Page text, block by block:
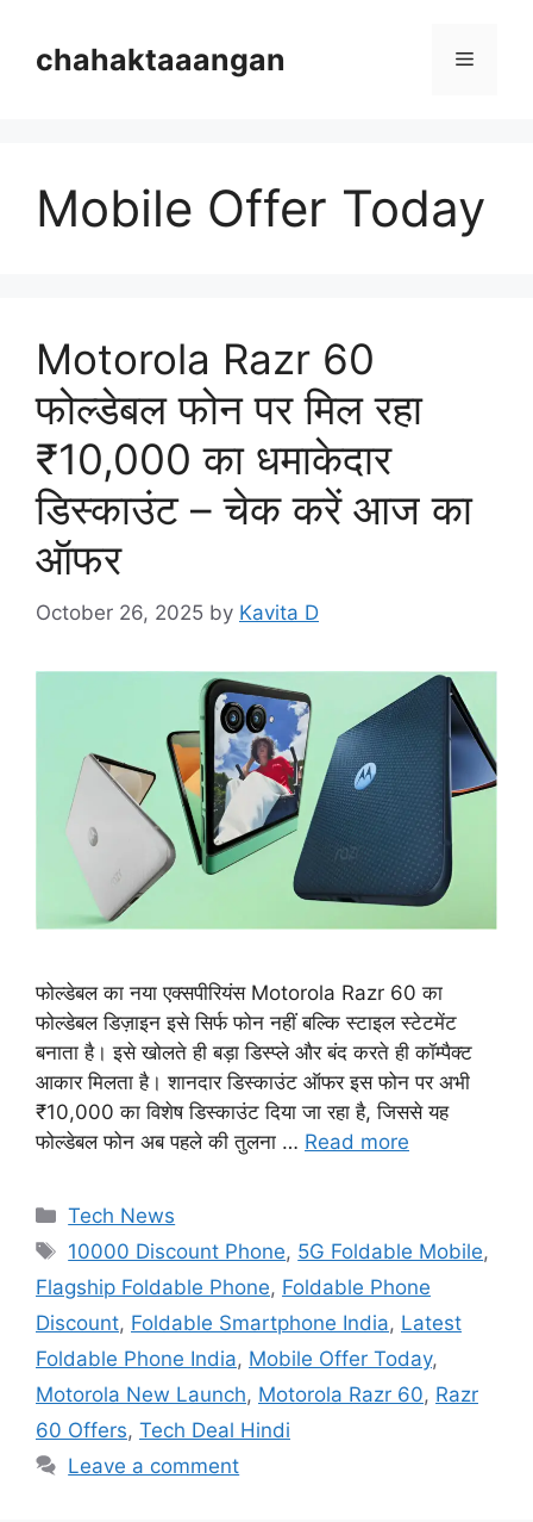
contentchahaktaaangan Menu
Mobile Offer Today
Motorola Razr 60
फोल्डेबल फोन पर मिल रहा
₹10,000 का धमाकेदार
डिस्काउंट – चेक करें आज का
ऑफर
October 26, 2025 by Kavita D
फोल्डेबल का नया एक्सपीरियंस Motorola Razr 60 का
फोल्डेबल डिज़ाइन इसे सिर्फ फोन नहीं बल्कि स्टाइल स्टेटमेंट
बनाता है। इसे खोलते ही बड़ा डिस्प्ले और बंद करते ही कॉम्पैक्ट
आकार मिलता है। शानदार डिस्काउंट ऑफर इस फोन पर अभी
₹10,000 का विशेष डिस्काउंट दिया जा रहा है, जिससे यह
फोल्डेबल फोन अब पहले की तुलना … Read more
Categories
Tech News
Tags
10000 Discount Phone, 5G Foldable Mobile,
Flagship Foldable Phone, Foldable Phone
Discount, Foldable Smartphone India, Latest
Foldable Phone India, Mobile Offer Today,
Motorola New Launch, Motorola Razr 60, Razr
60 Offers, Tech Deal Hindi
Leave a comment